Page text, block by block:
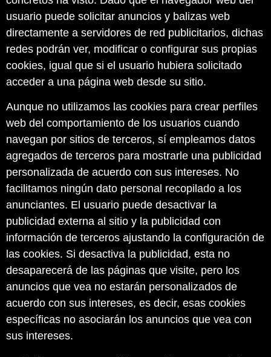
usuario puede solicitar anuncios y balizas web
directamente a servidores de red publicitarios, dichas
redes podrán ver, modificar o configurar sus propias
cookies, igual que si el usuario hubiera solicitado
acceder a una página web desde su sitio.
Aunque no utilizamos las cookies para crear perfiles
web del comportamiento de los usuarios cuando
navegan por sitios de terceros, sí empleamos datos
agregados de terceros para mostrarle una publicidad
personalizada de acuerdo con sus intereses. No
facilitamos ningún dato personal recopilado a los
anunciantes. El usuario puede desactivar la
publicidad externa al sitio y la publicidad con
información de terceros ajustando la configuración de
las cookies. Si desactiva la publicidad, esta no
desaparecerá de las páginas que visite, pero los
anuncios que vea no estarán personalizados de
acuerdo con sus intereses, es decir, esas cookies
específicas no asociarán los anuncios que vea con
sus intereses.